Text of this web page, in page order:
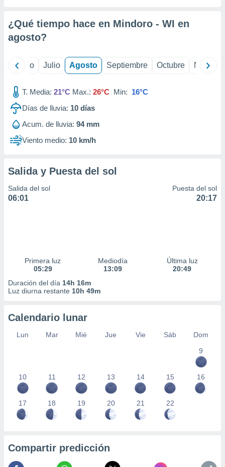
e
de
¿Qué tiempo hace en Mindoro - WI en
agosto?
Junio Julio Agosto Septiembre Octubre
T. Media: 21°C Max.: 26°C Min: 16°C
Días de lluvia: 10 días
Acum. de lluvia: 94 mm
Viento medio: 10 km/h
Salida y Puesta del sol
Salida del sol
06:01
Puesta del sol
20:17
Primera luz
05:29
Mediodía
13:09
Última luz
20:49
Duración del día 14h 16m
Luz diurna restante 10h 49m
Calendario lunar
Lun Mar Mié Jue Vie Sáb
Dom
9
10 11 12 13 14 15 16
17 18 19 20 21 22
Compartir predicción